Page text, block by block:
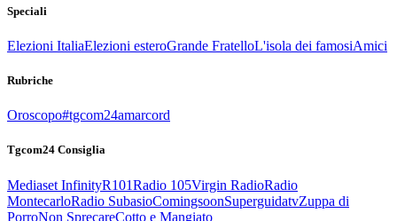
Speciali
Elezioni ItaliaElezioni esteroGrande FratelloL'isola dei famosiAmici
Rubriche
Oroscopo#tgcom24amarcord
Tgcom24 Consiglia
Mediaset InfinityR101Radio 105Virgin RadioRadio
MontecarloRadio SubasioComingsoonSuperguidatvZuppa di
PorroNon SprecareCotto e Mangiato